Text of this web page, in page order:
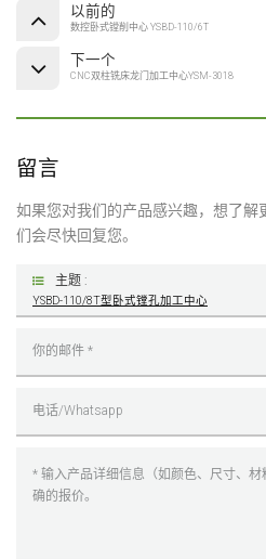
以前的
数控卧式镗削中心 YSBD-110/6T
下一个
CNC双柱铣床龙门加工中心YSM-3018
留言
如果您对我们的产品感兴趣，想了解
们会尽快回复您。
主题 :
YSBD-110/8T型卧式镗孔加工中心